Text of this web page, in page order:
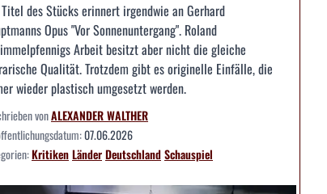
des Stücks erinnert irgendwie an Gerhard
Opus "Vor Sonnenuntergang". Roland
Arbeit besitzt aber nicht die gleiche
Qualität. Trotzdem gibt es originelle Einfälle, die
wieder plastisch umgesetzt werden.
vonALEXANDER WALTHER
07.06.2026
KritikenLänderDeutschlandSchauspiel